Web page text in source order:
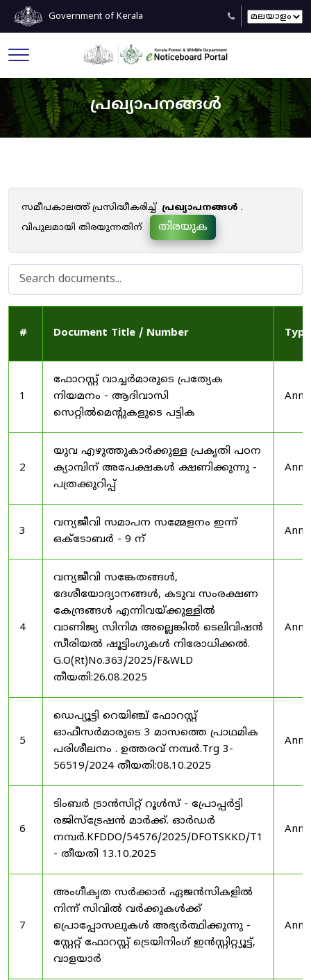
Government of Kerala
പ്രഖ്യാപനങ്ങൾ
സമീപകാലത്ത് പ്രസിദ്ധീകരിച്ച് പ്രഖ്യാപനങ്ങൾ .
വിപുലമായി തിരയുന്നതിന്
തിരയുക
# Document Title / Number Type
1
ഫോറസ്റ്റ് വാച്ചർമാരുടെ പ്രത്യേക
നിയമനം - ആദിവാസി
സെറ്റിൽമെന്റുകളുടെ പട്ടിക
2
യുവ എഴുത്തുകാർക്കുള്ള പ്രകൃതി പഠന
ക്യാമ്പിന് അപേക്ഷകൾ ക്ഷണിക്കുന്നു -
പത്രക്കുറിപ്പ്
3
വന്യജീവി സമാപന സമ്മേളനം ഇന്ന്
ഒക്ടോബർ - 9 ന്
4
വന്യജീവി സങ്കേതങ്ങൾ,
ദേശീയോദ്യാനങ്ങൾ, കടുവ സംരക്ഷണ
കേന്ദ്രങ്ങൾ എന്നിവയ്ക്കുള്ളിൽ
വാണിജ്യ സിനിമ അല്ലെങ്കിൽ ടെലിവിഷൻ
സീരിയൽ ഷൂട്ടിംഗുകൾ നിരോധിക്കൽ.
G.O(Rt)No.363/2025/F&WLD
തീയതി:26.08.2025
5
ഡെപ്യൂട്ടി റെയിഞ്ച് ഫോറസ്റ്റ്
ഓഫീസർമാരുടെ 3 മാസത്തെ പ്രാഥമിക
പരിശീലനം . ഉത്തരവ് നമ്പർ.Trg 3-
56519/2024 തീയതി:08.10.2025
6
ടിംബർ ട്രാൻസിറ്റ് റൂൾസ് - പ്രോപ്പർട്ടി
രജിസ്ട്രേഷൻ മാർക്ക്. ഓർഡർ
നമ്പർ.KFDDO/54576/2025/DFOTSKKD/T1
- തീയതി 13.10.2025
7
അംഗീകൃത സർക്കാർ ഏജൻസികളിൽ
നിന്ന് സിവിൽ വർക്കുകൾക്ക്
പ്രൊപ്പോസലുകൾ അഭ്യർത്ഥിക്കുന്നു -
സ്റ്റേറ്റ് ഫോറസ്റ്റ് ട്രെയിനിംഗ് ഇൻസ്റ്റിറ്റ്യൂട്ട്,
വാളയാർ